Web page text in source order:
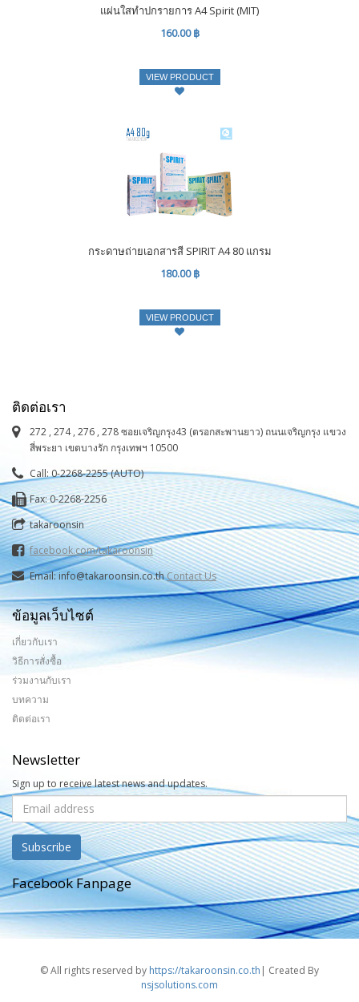
แผ่นใสทำปกรายการ A4 Spirit (MIT)
160.00 ฿
VIEW PRODUCT
กระดาษถ่ายเอกสารสี SPIRIT A4 80 แกรม
180.00 ฿
VIEW PRODUCT
ติดต่อเรา
272 , 274 , 276 , 278 ซอยเจริญกรุง43 (ตรอกสะพานยาว) ถนนเจริญกรุง แขวง
สี่พระยา เขตบางรัก กรุงเทพฯ 10500
Call: 0-2268-2255 (AUTO)
Fax: 0-2268-2256
takaroonsin
facebook.com/takaroonsin
Email: info@takaroonsin.co.thContact Us
ข้อมูลเว็บไซต์
เกี่ยวกับเรา
วิธีการสั่งซื้อ
ร่วมงานกับเรา
บทความ
ติดต่อเรา
Newsletter
Sign up to receive latest news and updates.
Facebook Fanpage
© All rights reserved by https://takaroonsin.co.th | Created By
nsjsolutions.com